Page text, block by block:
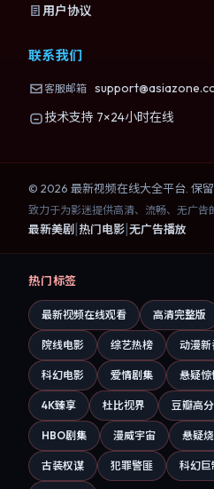
用户协议
联系我们
客服邮箱
技术支持 7×24小时在线
© 2026 最新视频在线大全平台. 保
致力于为影迷提供高清、流畅、无广告
最新美剧 |热门电影|无广告播放
热门标签
最新视频在线观看 高清完整版
院线电影 综艺热榜 动漫新
科幻电影 爱情剧集 悬疑惊
4K臻享 杜比视界 豆瓣高分
HBO剧集 漫威宇宙 悬疑
古装权谋 犯罪警匪 科幻巨